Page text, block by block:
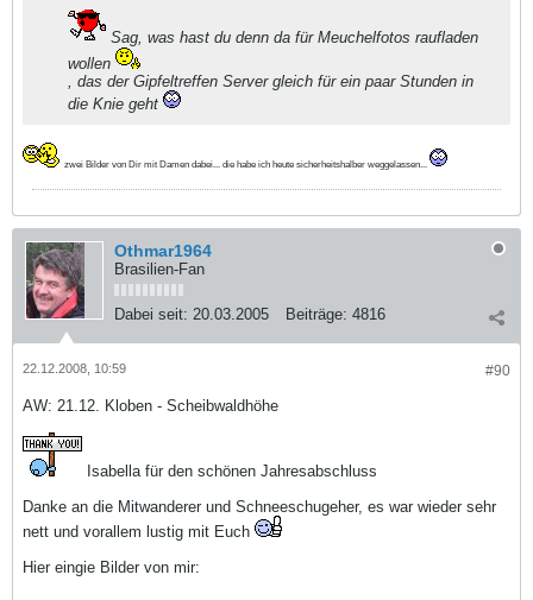
Sag, was hast du denn da für Meuchelfotos raufladen
wollen
, das der Gipfeltreffen Server gleich für ein paar Stunden in
die Knie geht
zwei Bilder von Dir mit Damen dabei... die habe ich heute sicherheitshalber weggelassen...
Othmar1964
Brasilien-Fan
Dabei seit: 20.03.2005 Beiträge: 4816
#90
22.12.2008, 10:59
AW: 21.12. Kloben - Scheibwaldhöhe
Isabella für den schönen Jahresabschluss
Danke an die Mitwanderer und Schneeschugeher, es war wieder sehr
nett und vorallem lustig mit Euch
Hier eingie Bilder von mir: